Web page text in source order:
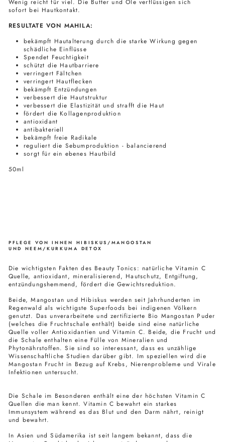
sofort bei Hautkontakt.
RESULTATE VON MAHILA:
bekämpft Hautalterung durch die starke Wirkung gegen
schädliche Einflüsse
Spendet Feuchtigkeit
schützt die Hautbarriere
verringert Fältchen
verringert Hautflecken
bekämpft Entzündungen
verbessert die Hautstruktur
verbessert die Elastizität und strafft die Haut
fördert die Kollagenproduktion
antioxidant
antibakteriell
bekämpft freie Radikale
reguliert die Sebumproduktion - balancierend
sorgt für ein ebenes Hautbild
50ml
PFLEGE VON INNEN HIBISKUS/MANGOSTAN
UND NEEM/KURKUMA DETOX
Die wichtigsten Fakten des Beauty Tonics: natürliche Vitamin C
Quelle, antioxidant, mineralisierend, Hautschutz, Entgiftung,
entzündungshemmend, fördert die Gewichtsreduktion.
Beide, Mangostan und Hibiskus werden seit Jahrhunderten im
Regenwald als wichtigste Superfoods bei indigenen Völkern
genutzt. Das unverarbeitete und zertifizierte Bio Mangostan Puder
(welches die Fruchtschale enthält) beide sind eine natürliche
Quelle voller Antioxidantien und Vitamin C. Beide, die Frucht und
die Schale enthalten eine Fülle von Mineralien und
Phytonährstoffen. Sie sind so interessant, dass es unzählige
Wissenschaftliche Studien darüber gibt. Im speziellen wird die
Mangostan Frucht in Bezug auf Krebs, Nierenprobleme und Virale
Infektionen untersucht.
Die Schale im Besonderen enthält eine der höchsten Vitamin C
Quellen die man kennt. Vitamin C bewahrt ein starkes
Immunsystem während es das Blut und den Darm nährt, reinigt
und bewahrt.
In Asien und Südamerika ist seit langem bekannt, dass die